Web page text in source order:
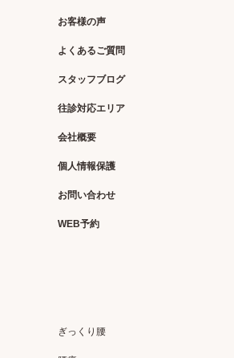
お客様の声
よくあるご質問
スタッフブログ
往診対応エリア
会社概要
個人情報保護
お問い合わせ
WEB予約
ぎっくり腰